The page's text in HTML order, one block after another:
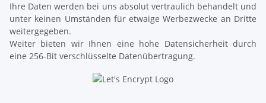
Ihre Daten werden bei uns absolut vertraulich behandelt und
unter keinen Umständen für etwaige Werbezwecke an Dritte
weitergegeben.
Weiter bieten wir Ihnen eine hohe Datensicherheit durch
eine 256-Bit verschlüsselte Datenübertragung.